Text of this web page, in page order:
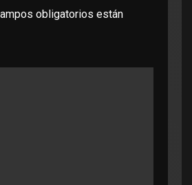
obligatorios están